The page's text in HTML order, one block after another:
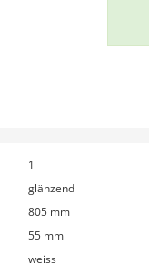
1
glänzend
805 mm
55 mm
weiss